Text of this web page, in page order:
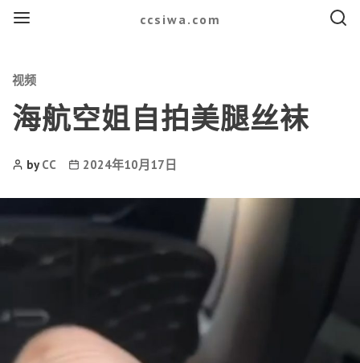
Menu ccsiwa.com Search
Categories
视频
海航空姐自拍美腿丝袜
PostbyCC
Post2024年10月17日